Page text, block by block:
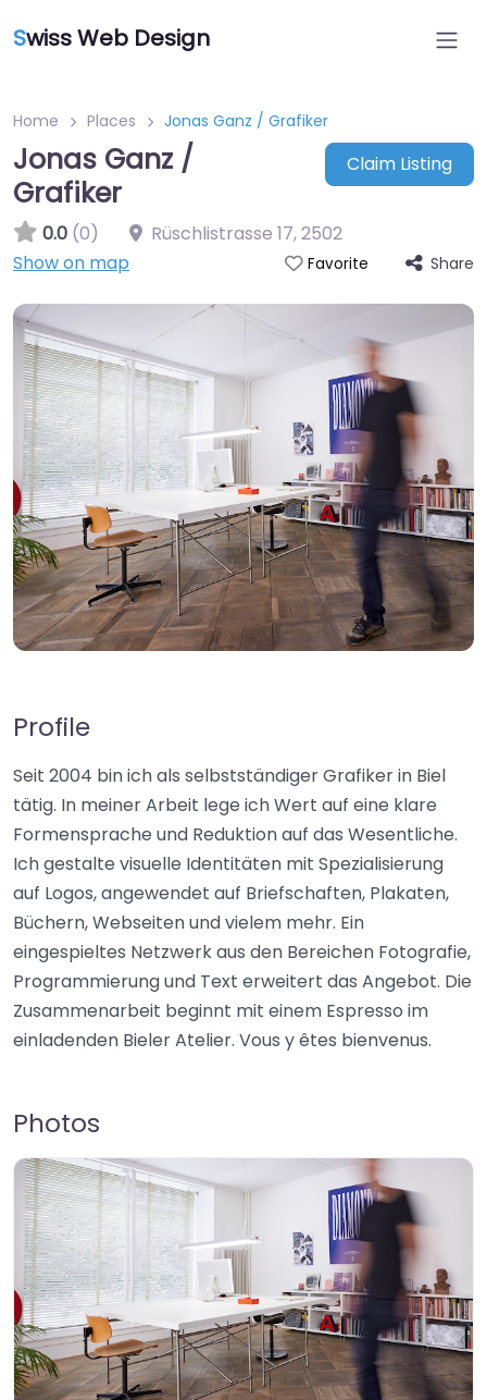
Swiss Web Design
Home Places Jonas Ganz / Grafiker
Jonas Ganz /
Grafiker
Claim Listing
0.0 (0) Rüschlistrasse 17,2502
Show on map
Favorite Share
Profile
Seit 2004 bin ich als selbstständiger Grafiker in Biel
tätig. In meiner Arbeit lege ich Wert auf eine klare
Formensprache und Reduktion auf das Wesentliche.
Ich gestalte visuelle Identitäten mit Spezialisierung
auf Logos, angewendet auf Briefschaften, Plakaten,
Büchern, Webseiten und vielem mehr. Ein
eingespieltes Netzwerk aus den Bereichen Fotografie,
Programmierung und Text erweitert das Angebot. Die
Zusammenarbeit beginnt mit einem Espresso im
einladenden Bieler Atelier. Vous y êtes bienvenus.
Photos